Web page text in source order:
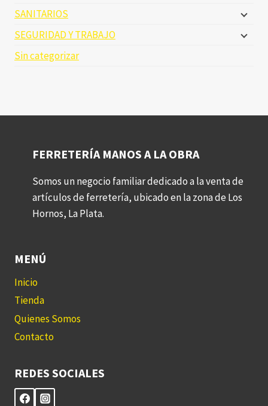
SANITARIOS
SEGURIDAD Y TRABAJO
Sin categorizar
FERRETERÍA MANOS A LA OBRA
Somos un negocio familiar dedicado a la venta de
artículos de ferretería, ubicado en la zona de Los
Hornos, La Plata.
MENÚ
Inicio
Tienda
Quienes Somos
Contacto
REDES SOCIALES